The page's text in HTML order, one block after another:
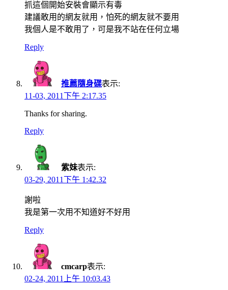
抓這個開始安裝會顯示有毒
建議敢用的網友就用，怕死的網友就不要用
我個人是不敢用了，可是我不站在任何立場
Reply
推薦隨身碟表示:
11-03, 2011下午 2:17.35
Thanks for sharing.
Reply
紫妹表示:
03-29, 2011下午 1:42.32
謝啦
我是第一次用不知道好不好用
Reply
cmcarp表示:
02-24, 2011上午 10:03.43